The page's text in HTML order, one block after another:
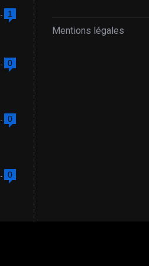
1
0
0
0
Mentions légales